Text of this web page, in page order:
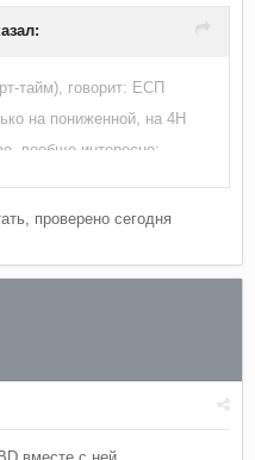
тайм), говорит: ЕСП
на пониженной, на 4Н
вообще интересно:
буксующего
из колёс начинает
Система ВLSD,
обеспечивает
момента на другом
проверено сегодня